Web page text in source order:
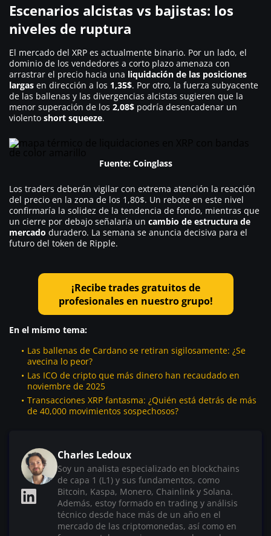
Escenarios alcistas vs bajistas: los
niveles de ruptura
El mercado del XRP es actualmente binario. Por un lado, el
dominio de los vendedores a corto plazo amenaza con
arrastrar el precio hacia una liquidación de las posiciones
largas en dirección a los 1,35$. Por otro, la fuerza subyacente
de las ballenas y las divergencias alcistas sugieren que la
menor superación de los 2,08$ podría desencadenar un
violento short squeeze.
Fuente: Coinglass
Los traders deberán vigilar con extrema atención la reacción
del precio en la zona de los 1,80$. Un rebote en este nivel
confirmaría la solidez de la tendencia de fondo, mientras que
un cierre por debajo señalaría un cambio de estructura de
mercado duradero. La semana se anuncia decisiva para el
futuro del token de Ripple.
¡Recibe trades gratuitos de
profesionales en nuestro grupo!
En el mismo tema:
Las ballenas de Cardano se retiran sigilosamente: ¿Se
avecina lo peor?
Las ICO de cripto que más dinero han recaudado en
noviembre de 2025
Transacciones XRP fantasma: ¿Quién está detrás de más
de 40,000 movimientos sospechosos?
Charles Ledoux
Soy un analista especializado en blockchains
de capa 1 (L1) y sus fundamentos, como
Bitcoin, Kaspa, Monero, Chainlink y Solana.
Además, estoy formado en trading y análisis
técnico desde hace más de un año en el
mercado de las criptomonedas, así como en